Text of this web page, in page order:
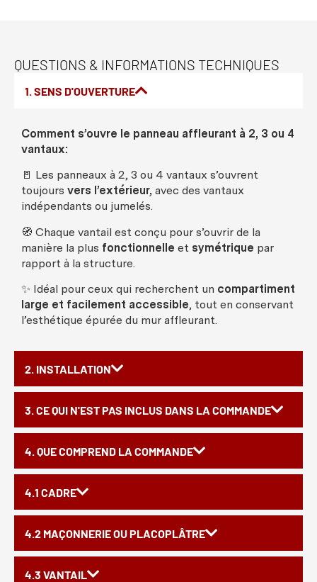
QUESTIONS & INFORMATIONS TECHNIQUES
1. SENS D'OUVERTURE
2. INSTALLATION
3. CE QUI N'EST PAS INCLUS DANS LA COMMANDE
4. QUE COMPREND LA COMMANDE
4.1 CADRE
4.2 MAÇONNERIE OU PLACOPLÂTRE
4.3 VANTAIL
Comment s’ouvre le panneau affleurant à 2, 3 ou 4
vantaux:
🚪 Les panneaux à 2, 3 ou 4 vantaux s’ouvrent
toujours vers l’extérieur, avec des vantaux
indépendants ou jumelés.
🧭 Chaque vantail est conçu pour s’ouvrir de la
manière la plus fonctionnelle et symétrique par
rapport à la structure.
✨ Idéal pour ceux qui recherchent un compartiment
large et facilement accessible, tout en conservant
l’esthétique épurée du mur affleurant.